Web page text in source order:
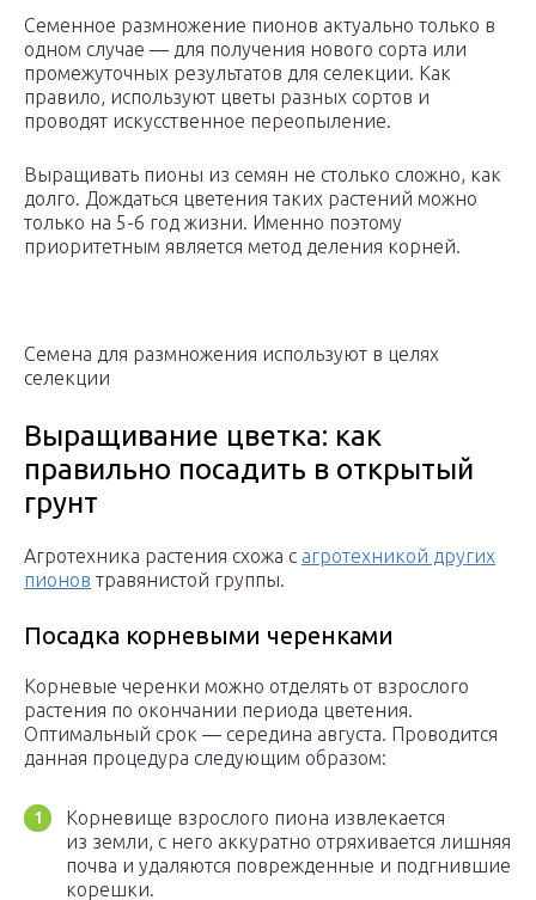
Семенное размножение пионов актуально только в
одном случае — для получения нового сорта или
промежуточных результатов для селекции. Как
правило, используют цветы разных сортов и
проводят искусственное переопыление.
Выращивать пионы из семян не столько сложно, как
долго. Дождаться цветения таких растений можно
только на 5-6 год жизни. Именно поэтому
приоритетным является метод деления корней.
Семена для размножения используют в целях
селекции
Выращивание цветка: как
правильно посадить в открытый
грунт
Агротехника растения схожа с агротехникой других
пионов травянистой группы.
Посадка корневыми черенками
Корневые черенки можно отделять от взрослого
растения по окончании периода цветения.
Оптимальный срок — середина августа. Проводится
данная процедура следующим образом:
Корневище взрослого пиона извлекается
из земли, с него аккуратно отряхивается лишняя
почва и удаляются поврежденные и подгнившие
корешки.